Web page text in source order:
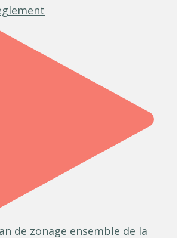
de zonage ensemble de la